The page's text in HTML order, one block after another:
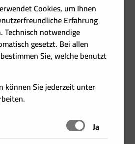
Events
Cookies, um Ihnen
Erfahrung
Technisch notwendige
gesetzt. Bei allen
Sie, welche benutzt
können Sie jederzeit unter
Schalten
Ja